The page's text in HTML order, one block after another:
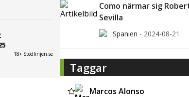
18+ Stödlinjen.se
Como närmar sig
Sevilla
Spanien - 2024-08-21
Taggar
Marcos Alonso